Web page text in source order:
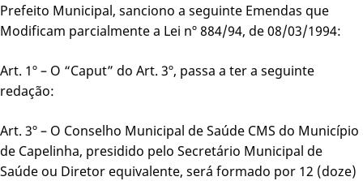
Prefeito Municipal, sanciono a seguinte Emendas que
Modificam parcialmente a Lei nº 884/94, de 08/03/1994:
Art. 1º – O “Caput” do Art. 3º, passa a ter a seguinte
redação:
Art. 3º – O Conselho Municipal de Saúde CMS do Município
de Capelinha, presidido pelo Secretário Municipal de
Saúde ou Diretor equivalente, será formado por 12 (doze)